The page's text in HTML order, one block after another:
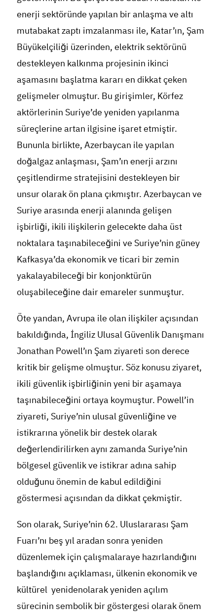
enerji sektöründe yapılan bir anlaşma ve altı
mutabakat zaptı imzalanması ile, Katar’ın, Şam
Büyükelçiliği üzerinden, elektrik sektörünü
destekleyen kalkınma projesinin ikinci
aşamasını başlatma kararı en dikkat çeken
gelişmeler olmuştur. Bu girişimler, Körfez
aktörlerinin Suriye’de yeniden yapılanma
süreçlerine artan ilgisine işaret etmiştir.
Bununla birlikte, Azerbaycan ile yapılan
doğalgaz anlaşması, Şam’ın enerji arzını
çeşitlendirme stratejisini destekleyen bir
unsur olarak ön plana çıkmıştır. Azerbaycan ve
Suriye arasında enerji alanında gelişen
işbirliği, ikili ilişkilerin gelecekte daha üst
noktalara taşınabileceğini ve Suriye’nin güney
Kafkasya’da ekonomik ve ticari bir zemin
yakalayabileceği bir konjonktürün
oluşabileceğine dair emareler sunmuştur.
Öte yandan, Avrupa ile olan ilişkiler açısından
bakıldığında, İngiliz Ulusal Güvenlik Danışmanı
Jonathan Powell’ın Şam ziyareti son derece
kritik bir gelişme olmuştur. Söz konusu ziyaret,
ikili güvenlik işbirliğinin yeni bir aşamaya
taşınabileceğini ortaya koymuştur. Powell’in
ziyareti, Suriye’nin ulusal güvenliğine ve
istikrarına yönelik bir destek olarak
değerlendirilirken aynı zamanda Suriye’nin
bölgesel güvenlik ve istikrar adına sahip
olduğunu önemin de kabul edildiğini
göstermesi açısından da dikkat çekmiştir.
Son olarak, Suriye’nin 62. Uluslararası Şam
Fuarı’nı beş yıl aradan sonra yeniden
düzenlemek için çalışmalaraye hazırlandığını
başlandığını açıklaması, ülkenin ekonomik ve
kültürel yenidenolarak yeniden açılım
sürecinin sembolik bir göstergesi olarak önem